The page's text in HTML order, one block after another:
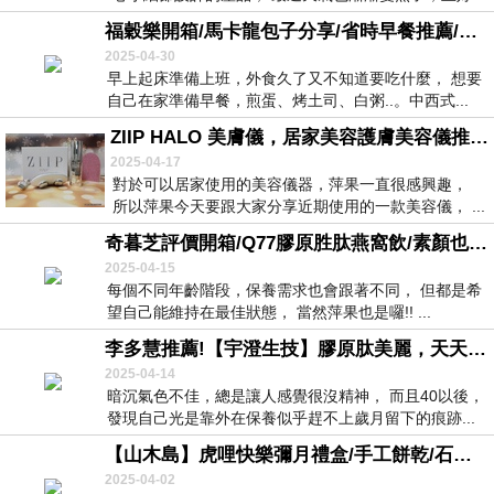
需...
福穀樂開箱/馬卡龍包子分享/省時早餐推薦/消夜點心推薦/大自然食材色彩繽紛的美味包子
2025-04-30
早上起床準備上班，外食久了又不知道要吃什麼， 想要
自己在家準備早餐，煎蛋、烤土司、白粥..。中西式...
ZIIP HALO 美膚儀，居家美容護膚美容儀推薦!多種護膚模式，實測四週有感心得分享~
2025-04-17
對於可以居家使用的美容儀器，萍果一直很感興趣，
所以萍果今天要跟大家分享近期使用的一款美容儀， ...
奇暮芝評價開箱/Q77膠原胜肽燕窩飲/素顏也能像開了美肌膜式!
2025-04-15
每個不同年齡階段，保養需求也會跟著不同， 但都是希
望自己能維持在最佳狀態， 當然萍果也是囉!! ...
李多慧推薦!【宇澄生技】膠原肽美麗，天天一包，天天都是太美麗!!
2025-04-14
暗沉氣色不佳，總是讓人感覺很沒精神， 而且40以後，
發現自己光是靠外在保養似乎趕不上歲月留下的痕跡...
【山木島】虎哩快樂彌月禮盒/手工餅乾/石虎餅乾彌月禮盒/彌月禮盒推薦/伴手禮推薦
2025-04-02